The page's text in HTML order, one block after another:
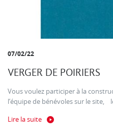
07/02/22
VERGER DE POIRIERS
Vous voulez participer à la
l’équipe de bénévoles sur le site,
Lire la suite